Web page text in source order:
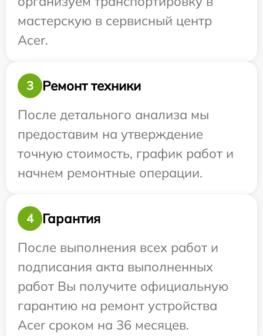
мастерскую в сервисный центр
Acer.
3
Ремонт техники
После детального анализа мы
предоставим на утверждение
точную стоимость, график работ и
начнем ремонтные операции.
4
Гарантия
После выполнения всех работ и
подписания акта выполненных
работ Вы получите официальную
гарантию на ремонт устройства
Acer сроком на 36 месяцев.